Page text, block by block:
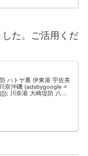
た。ご活用くだ
ハトヤ裏 伊東港 宇佐美
奈沖磯 (adsbygoogle =
川奈港 大崎堤防 八幡